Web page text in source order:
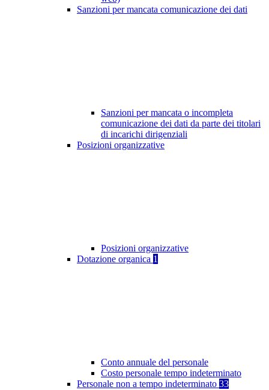
Sanzioni per mancata comunicazione dei dati
Sanzioni per mancata o incompleta
comunicazione dei dati da parte dei titolari
di incarichi dirigenziali
Posizioni organizzative
Posizioni organizzative
Dotazione organica 1
Conto annuale del personale
Costo personale tempo indeterminato
Personale non a tempo indeterminato 33